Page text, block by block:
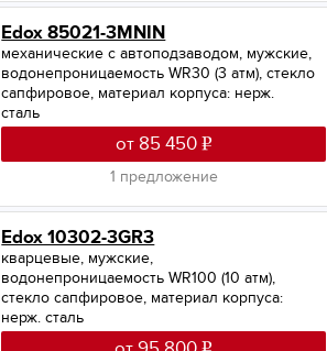
Edox 85021-3MNIN
механические с автоподзаводом, мужские,
водонепроницаемость WR30 (3 атм), стекло
сапфировое, материал корпуса: нерж.
сталь
от 85 450
1 предложение
Edox 10302-3GR3
кварцевые, мужские,
водонепроницаемость WR100 (10 атм),
стекло сапфировое, материал корпуса:
нерж. сталь